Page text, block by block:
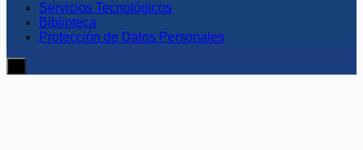
Servicios Tecnológicos
Biblioteca
Protección de Datos Personales